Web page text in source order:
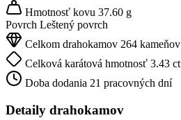
Hmotnosť kovu 37.60 g
Povrch Leštený povrch
Celkom drahokamov 264 kameňov
Celková karátová hmotnosť 3.43 ct
Doba dodania 21 pracovných dní
Detaily drahokamov